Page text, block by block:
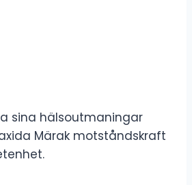
sina hälsoutmaningar
Märak motståndskraft